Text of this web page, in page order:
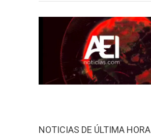
NOTICIAS DE ÚLTIMA HORA